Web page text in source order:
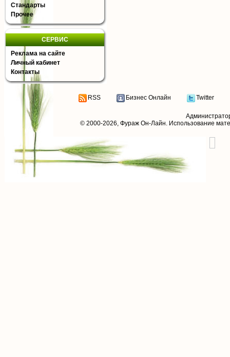
Стандарты
Прочее
СЕРВИС
Реклама на сайте
Личный кабинет
Контакты
RSS Бизнес Онлайн Twitter
© 2000-2026, Фураж Он-Лайн. Использование